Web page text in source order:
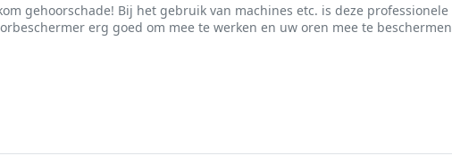
gehoorschade! Bij het gebruik van machines etc. is deze professionele
erg goed om mee te werken en uw oren mee te beschermen